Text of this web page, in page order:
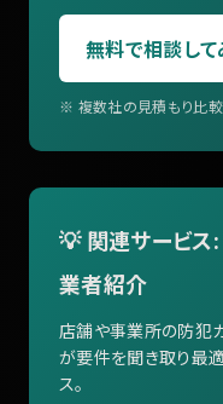
無料で相談し
※ 複数社の見積もり比
💡 関連サービ
業者紹介
店舗や事業所の防犯
が要件を聞き取り最
ス。